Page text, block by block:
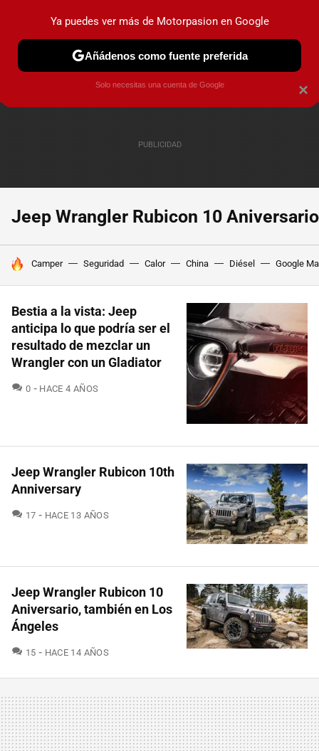
PRUEBAS COCHES ELÉCTRICOS OBSERVATORIO
Jeep Wrangler Rubicon 10 Aniversario
HOY SE HABLA DE
Camper Seguridad Calor China Diésel Google
Bestia a la vista: Jeep
anticipa lo que podría ser el
resultado de mezclar un
Wrangler con un Gladiator
0 COMENTARIOS
HACE 4 AÑOS
Jeep Wrangler Rubicon 10th
Anniversary
17 COMENTARIOS
HACE 13 AÑOS
Jeep Wrangler Rubicon 10
Aniversario, también en Los
Ángeles
15 COMENTARIOS
HACE 14 AÑOS
×
Ya puedes ver más de Motorpasion en Google
Añádenos como fuente preferida
Solo necesitas una cuenta de Google